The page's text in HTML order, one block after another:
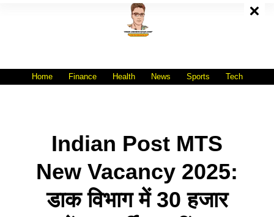
Home Finance Health News Sports Tech
Indian Post MTS
New Vacancy 2025:
डाक विभाग में 30 हजार